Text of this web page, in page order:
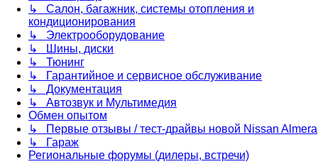
↳ Салон, багажник, системы отопления и
кондиционирования
↳ Электрооборудование
↳ Шины, диски
↳ Тюнинг
↳ Гарантийное и сервисное обслуживание
↳ Документация
↳ Автозвук и Мультимедия
Обмен опытом
↳ Первые отзывы / тест-драйвы новой Nissan Almera
↳ Гараж
Региональные форумы (дилеры, встречи)